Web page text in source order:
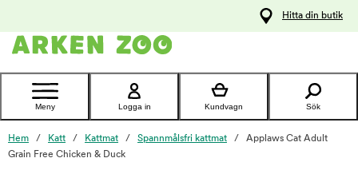
Kontakta
Hitta din butik
Meny Logga in Kundvagn Sök
Hem Katt Kattmat Spannmålsfri kattmat
Applaws Cat Adult
Grain Free Chicken & Duck